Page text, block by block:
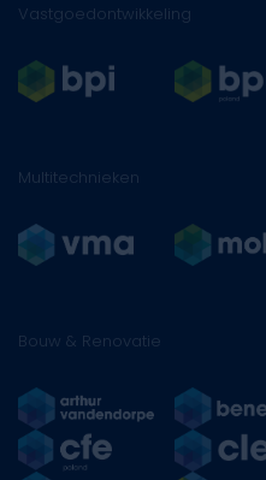
Vastgoedontwikkeling
Multitechnieken
Bouw & Renovatie